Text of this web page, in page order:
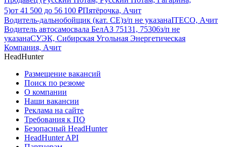
5)от 41 500 до 56 100 ₽Пятёрочка, Ачит
Водитель-дальнобойщик (кат. CE)з/п не указанаITECO, Ачит
Водитель автосамосвала БелАЗ 75131, 75306з/п не
указанаСУЭК, Сибирская Угольная Энергетическая
Компания, Ачит
HeadHunter
Размещение вакансий
Поиск по резюме
О компании
Наши вакансии
Реклама на сайте
Требования к ПО
Безопасный HeadHunter
HeadHunter API